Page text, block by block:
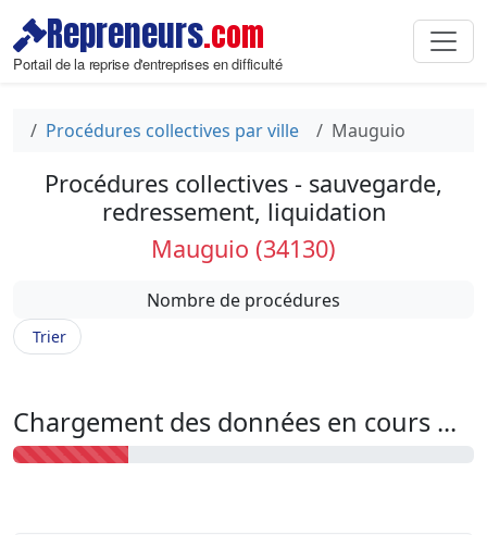
Repreneurs.com
Portail de la reprise d'entreprises en difficulté
Procédures collectives par ville Mauguio
Procédures collectives - sauvegarde,
redressement, liquidation
Mauguio (34130)
Nombre de procédures
Trier
Chargement des données en cours ...